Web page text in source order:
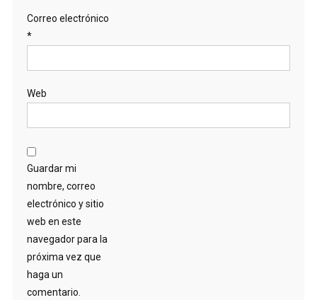
Correo electrónico
*
Web
Guardar mi
nombre, correo
electrónico y sitio
web en este
navegador para la
próxima vez que
haga un
comentario.